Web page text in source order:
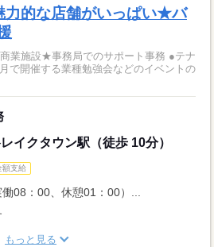
力的な店舗がいっぱい★バ
業施設★事務局でのサポート事務 ●テナ
で開催する業種勉強会などのイベントの
イクタウン駅（徒歩 10分）
額支給
08：00、休憩01：00）...
もっと見る